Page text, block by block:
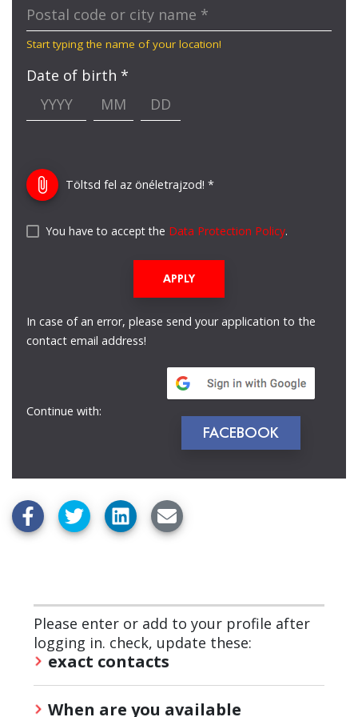
Postal code or city name *
Start typing the name of your location!
Date of birth *
attach_file Töltsd fel az önéletrajzod! *
You have to accept the Data Protection Policy.
APPLY
In case of an error, please send your application to the
contact email address!
Continue with:
FACEBOOK
Please enter or add to your profile after
logging in. check, update these:
exact contacts
When are you available